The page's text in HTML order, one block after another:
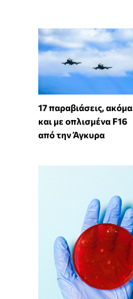
17 παραβιάσεις, ακόμα
και με οπλισμένα F16
από την Άγκυρα